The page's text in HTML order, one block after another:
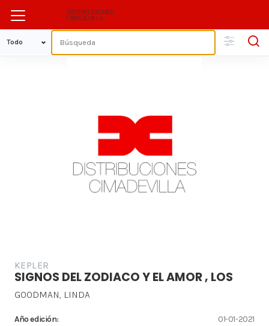
KEPLER
SIGNOS DEL ZODIACO Y EL AMOR , LOS
GOODMAN, LINDA
Año edición:
01-01-2021